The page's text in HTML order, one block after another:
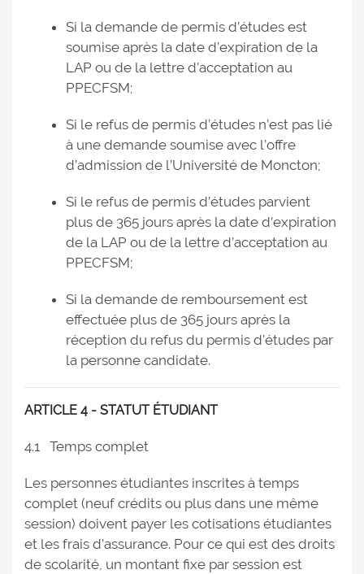
Si la demande de permis d’études est
soumise après la date d’expiration de la
LAP ou de la lettre d’acceptation au
PPECFSM;
Si le refus de permis d’études n’est pas lié
à une demande soumise avec l’offre
d’admission de l’Université de Moncton;
Si le refus de permis d’études parvient
plus de 365 jours après la date d’expiration
de la LAP ou de la lettre d’acceptation au
PPECFSM;
Si la demande de remboursement est
effectuée plus de 365 jours après la
réception du refus du permis d’études par
la personne candidate.
ARTICLE 4 - STATUT ÉTUDIANT
4.1 Temps complet
Les personnes étudiantes inscrites à temps
complet (neuf crédits ou plus dans une même
session) doivent payer les cotisations étudiantes
et les frais d’assurance. Pour ce qui est des droits
de scolarité, un montant fixe par session est